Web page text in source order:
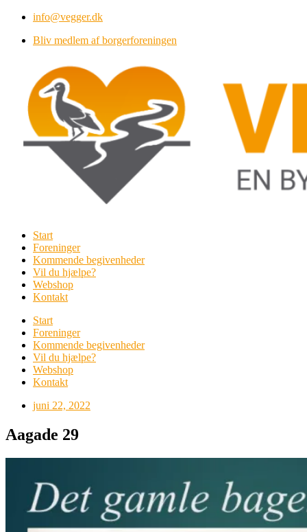
Videre
indhold
info@vegger.dk
Bliv medlem af borgerforeningen
Start
Foreninger
Kommende begivenheder
Vil du hjælpe?
Webshop
Kontakt
Start
Foreninger
Kommende begivenheder
Vil du hjælpe?
Webshop
Kontakt
juni 22, 2022
Aagade 29